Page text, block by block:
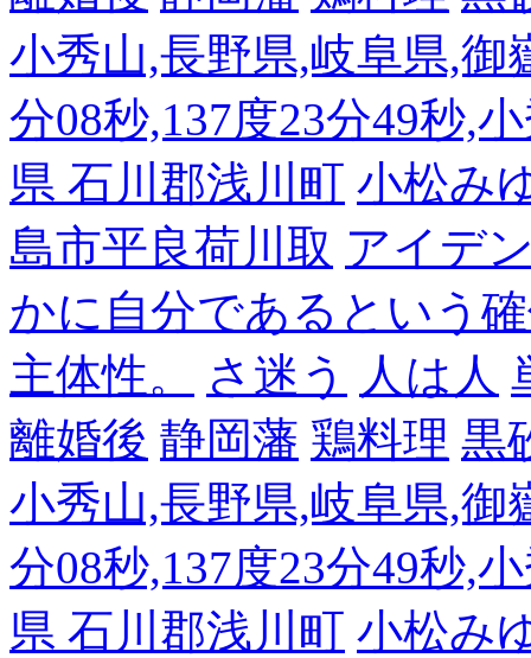
小秀山,長野県,岐阜県,御
分08秒,137度23分49秒,
県 石川郡浅川町 小松み
島市平良荷川取 アイデ
かに自分であるという
主体性。
さ迷う 人は人
離婚後 静岡藩 鶏料理 黒
小秀山,長野県,岐阜県,御
分08秒,137度23分49秒,
県 石川郡浅川町 小松み